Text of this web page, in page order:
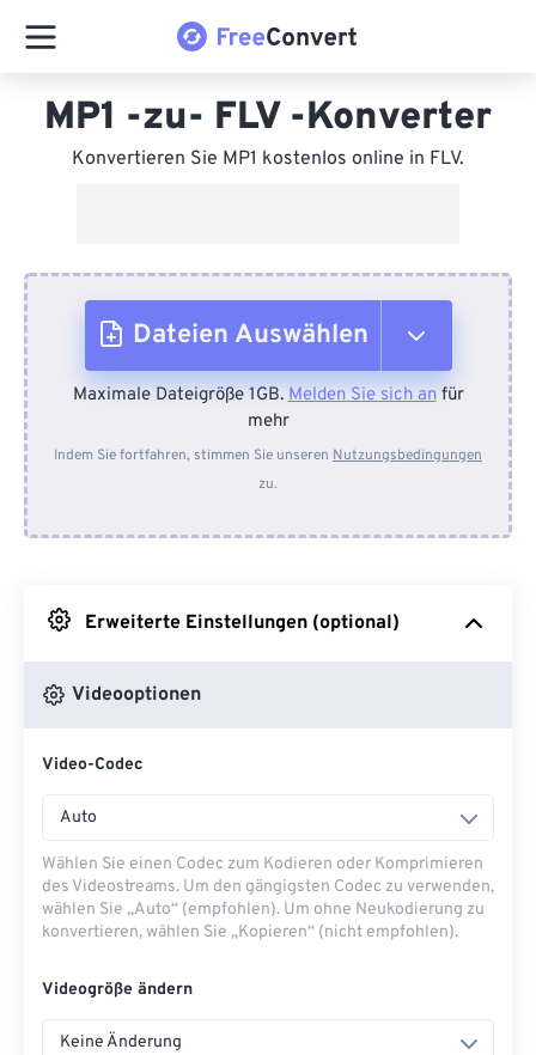
MP1 -zu- FLV -Konverter
Konvertieren Sie MP1 kostenlos online in FLV.
Dateien Auswählen
Vom Gerät
Von Dropbox
Maximale Dateigröße 1GB.Melden Sie sich anfür
mehr
Indem Sie fortfahren, stimmen Sie unseren Nutzungsbedingungen
zu.
Erweiterte Einstellungen (optional)
Videooptionen
Video-Codec
Auto
Wählen Sie einen Codec zum Kodieren oder Komprimieren
des Videostreams. Um den gängigsten Codec zu verwenden,
wählen Sie „Auto“ (empfohlen). Um ohne Neukodierung zu
konvertieren, wählen Sie „Kopieren“ (nicht empfohlen).
Videogröße ändern
Keine Änderung